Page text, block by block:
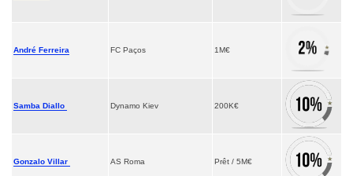
André Ferreira FC Paços 1M€
Samba Diallo Dynamo Kiev 200K€
Gonzalo Villar AS Roma Prêt / 5M€